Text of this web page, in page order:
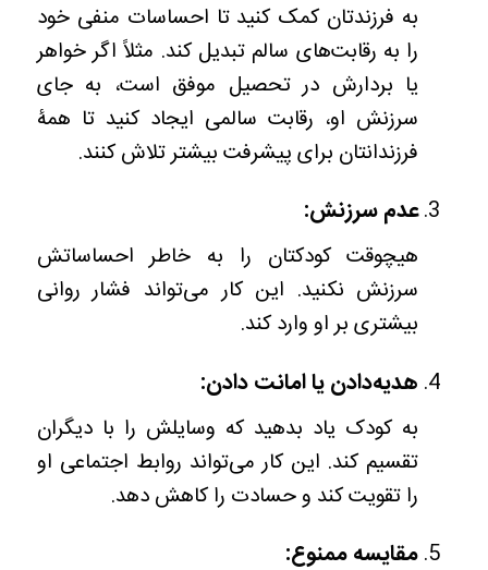
به فرزندتان کمک کنید تا احساسات منفی خود
را به رقابت‌های سالم تبدیل کند. مثلاً اگر خواهر
یا بردارش در تحصیل موفق است، به جای
سرزنش او، رقابت سالمی ایجاد کنید تا همۀ
فرزندانتان برای پیشرفت بیشتر تلاش کنند.
عدم سرزنش:
هیچوقت کودکتان را به خاطر احساساتش
سرزنش نکنید. این کار می‌تواند فشار روانی
بیشتری بر او وارد کند.
هدیه‌دادن یا امانت دادن:
به کودک یاد بدهید که وسایلش را با دیگران
تقسیم کند. این کار می‌تواند روابط اجتماعی او
را تقویت کند و حسادت را کاهش دهد.
مقایسه ممنوع: